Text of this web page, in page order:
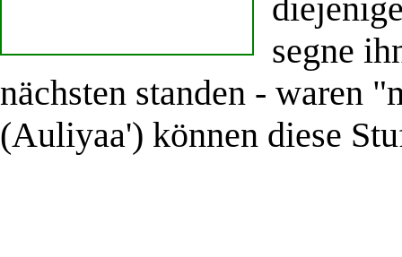
segne
nächsten standen - waren
(Auliyaa') können diese